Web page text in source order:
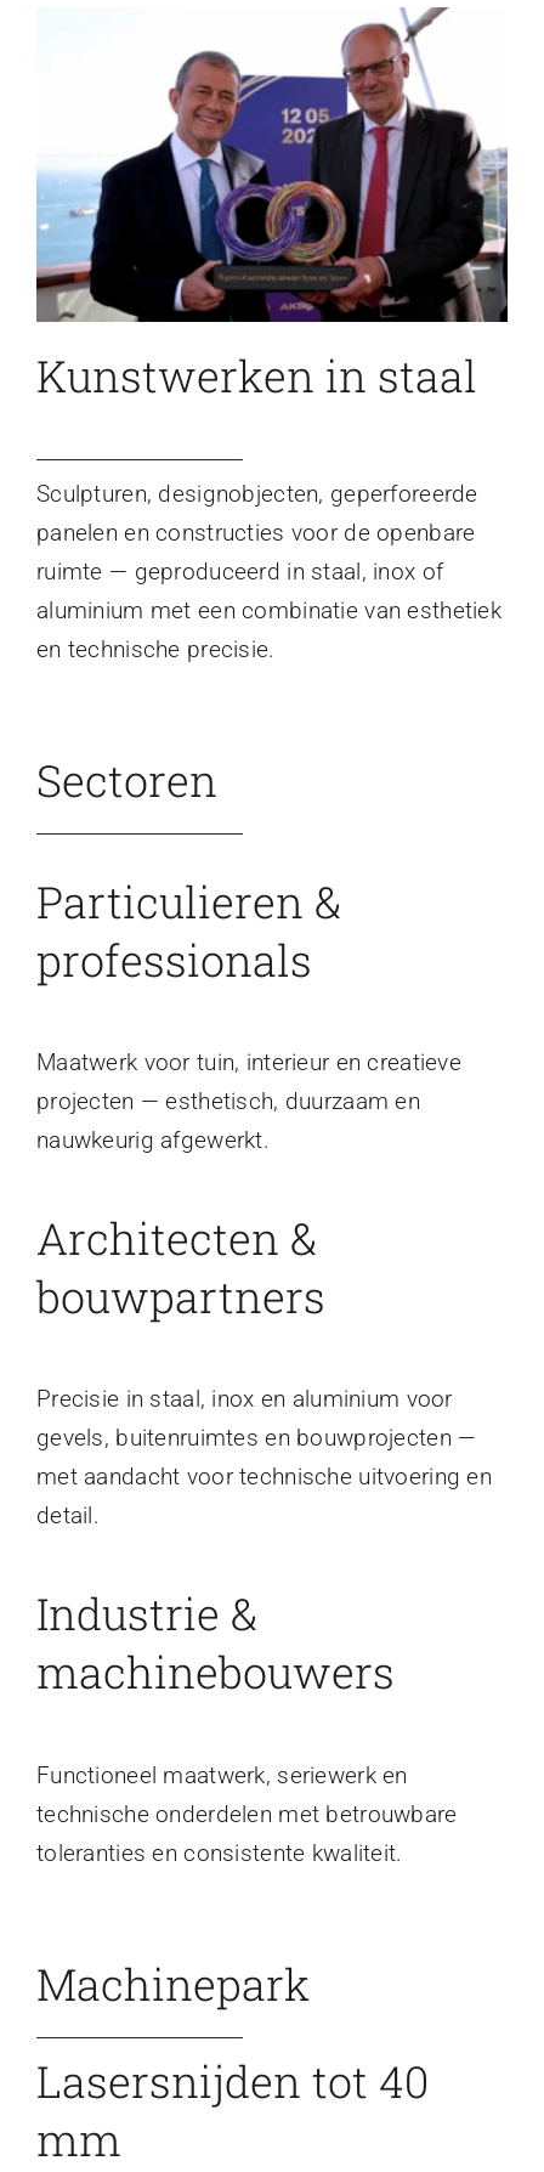
Kunstwerken in staal
Sculpturen, designobjecten, geperforeerde
panelen en constructies voor de openbare
ruimte — geproduceerd in staal, inox of
aluminium met een combinatie van esthetiek
en technische precisie.
Sectoren
Particulieren &
professionals
Maatwerk voor tuin, interieur en creatieve
projecten — esthetisch, duurzaam en
nauwkeurig afgewerkt.
Architecten &
bouwpartners
Precisie in staal, inox en aluminium voor
gevels, buitenruimtes en bouwprojecten —
met aandacht voor technische uitvoering en
detail.
Industrie &
machinebouwers
Functioneel maatwerk, seriewerk en
technische onderdelen met betrouwbare
toleranties en consistente kwaliteit.
Machinepark
Lasersnijden tot 40
mm